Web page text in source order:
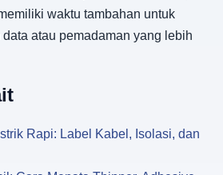
waktu tambahan untuk
atau pemadaman yang lebih
Rapi: Label Kabel, Isolasi, dan